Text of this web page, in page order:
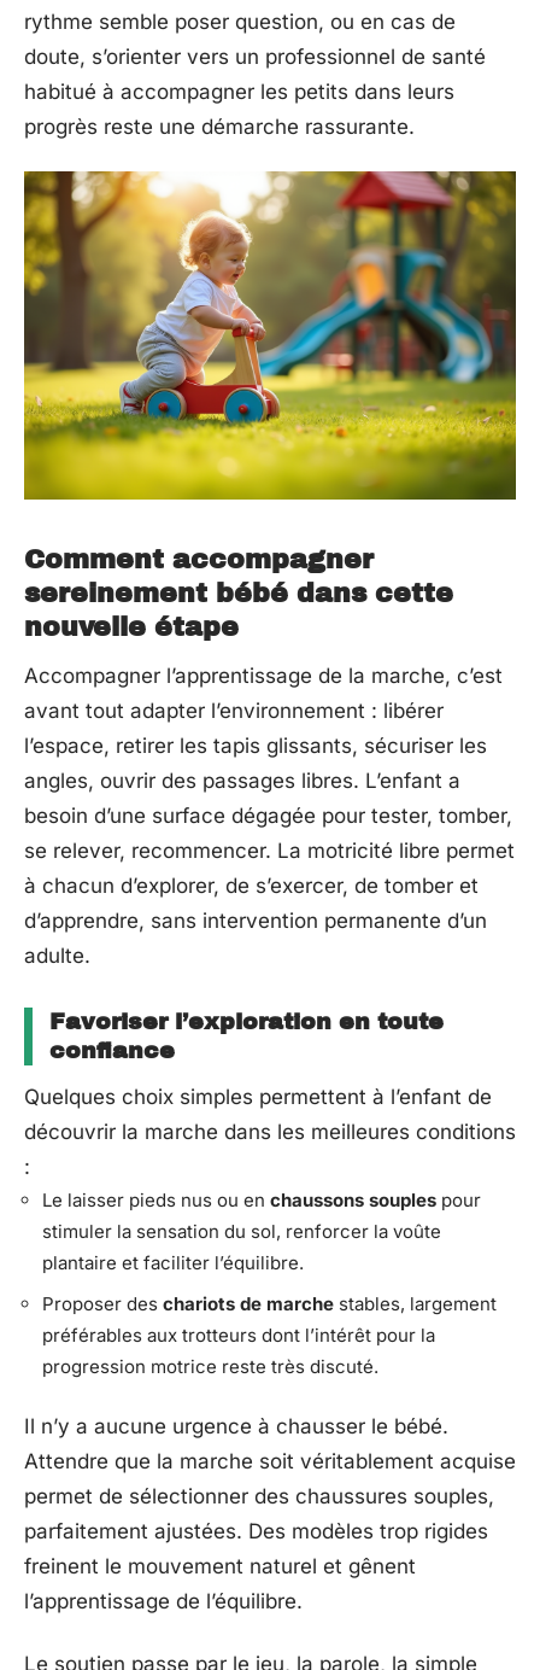
rythme semble poser question, ou en cas de
doute, s’orienter vers un professionnel de santé
habitué à accompagner les petits dans leurs
progrès reste une démarche rassurante.
Comment accompagner
sereinement bébé dans cette
nouvelle étape
Accompagner l’apprentissage de la marche, c’est
avant tout adapter l’environnement : libérer
l’espace, retirer les tapis glissants, sécuriser les
angles, ouvrir des passages libres. L’enfant a
besoin d’une surface dégagée pour tester, tomber,
se relever, recommencer. La motricité libre permet
à chacun d’explorer, de s’exercer, de tomber et
d’apprendre, sans intervention permanente d’un
adulte.
Favoriser l’exploration en toute
confiance
Quelques choix simples permettent à l’enfant de
découvrir la marche dans les meilleures conditions
:
Le laisser pieds nus ou en chaussons souples pour
stimuler la sensation du sol, renforcer la voûte
plantaire et faciliter l’équilibre.
Proposer des chariots de marche stables, largement
préférables aux trotteurs dont l’intérêt pour la
progression motrice reste très discuté.
Il n’y a aucune urgence à chausser le bébé.
Attendre que la marche soit véritablement acquise
permet de sélectionner des chaussures souples,
parfaitement ajustées. Des modèles trop rigides
freinent le mouvement naturel et gênent
l’apprentissage de l’équilibre.
Le soutien passe par le jeu, la parole, la simple